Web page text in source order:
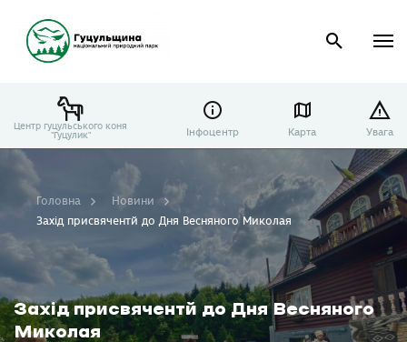
Центр гуцульського коня
"Гуцулик"
Інфоцентр Карта Увага
Захід присвячентй до Дня Весняного
Миколая
Головна
Новини
Захід присвячентй до Дня Весняного Миколая